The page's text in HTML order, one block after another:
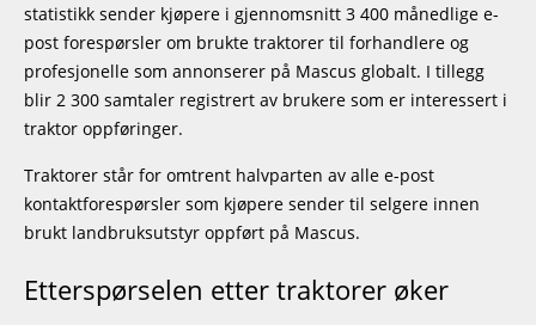
statistikk sender kjøpere i gjennomsnitt 3 400 månedlige e-
post forespørsler om brukte traktorer til forhandlere og
profesjonelle som annonserer på Mascus globalt. I tillegg
blir 2 300 samtaler registrert av brukere som er interessert i
traktor oppføringer.
Traktorer står for omtrent halvparten av alle e-post
kontaktforespørsler som kjøpere sender til selgere innen
brukt landbruksutstyr oppført på Mascus.
Etterspørselen etter traktorer øker